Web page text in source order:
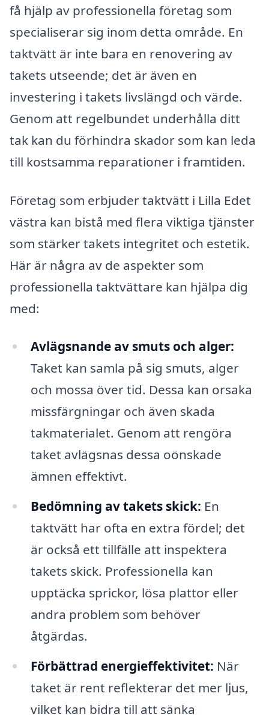
få hjälp av professionella företag som
specialiserar sig inom detta område. En
taktvätt är inte bara en renovering av
takets utseende; det är även en
investering i takets livslängd och värde.
Genom att regelbundet underhålla ditt
tak kan du förhindra skador som kan leda
till kostsamma reparationer i framtiden.
Företag som erbjuder taktvätt i Lilla Edet
västra kan bistå med flera viktiga tjänster
som stärker takets integritet och estetik.
Här är några av de aspekter som
professionella taktvättare kan hjälpa dig
med:
Avlägsnande av smuts och alger:
Taket kan samla på sig smuts, alger
och mossa över tid. Dessa kan orsaka
missfärgningar och även skada
takmaterialet. Genom att rengöra
taket avlägsnas dessa oönskade
ämnen effektivt.
Bedömning av takets skick: En
taktvätt har ofta en extra fördel; det
är också ett tillfälle att inspektera
takets skick. Professionella kan
upptäcka sprickor, lösa plattor eller
andra problem som behöver
åtgärdas.
Förbättrad energi­effektivitet: När
taket är rent reflekterar det mer ljus,
vilket kan bidra till att sänka